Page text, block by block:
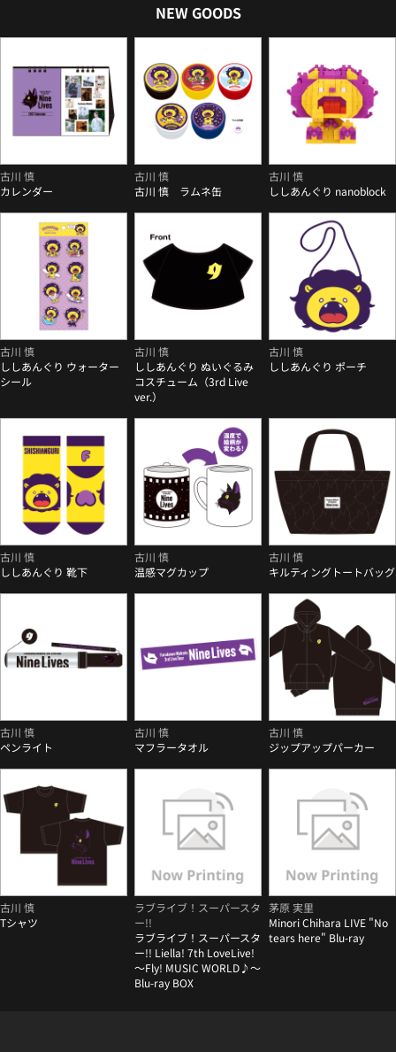
NEW GOODS
古川 慎
カレンダー
古川 慎
古川 慎 ラムネ缶
古川 慎
ししあんぐり nanoblock
古川 慎
ししあんぐり ウォーター
シール
古川 慎
ししあんぐり ぬいぐるみ
コスチューム（3rd Live
ver.）
古川 慎
ししあんぐり ポーチ
古川 慎
ししあんぐり 靴下
古川 慎
温感マグカップ
古川 慎
キルティングトートバッグ
古川 慎
ペンライト
古川 慎
マフラータオル
古川 慎
ジップアップパーカー
古川 慎
Tシャツ
ラブライブ！スーパースタ
ー!!
ラブライブ！スーパースタ
ー!! Liella! 7th LoveLive!
～Fly! MUSIC WORLD♪～
Blu-ray BOX
茅原 実里
Minori Chihara LIVE "No
tears here" Blu-ray